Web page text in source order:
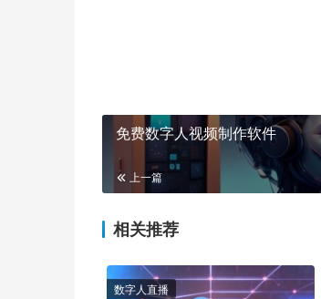
免费数字人视频制作软件
上一篇
相关推荐
数字人直播